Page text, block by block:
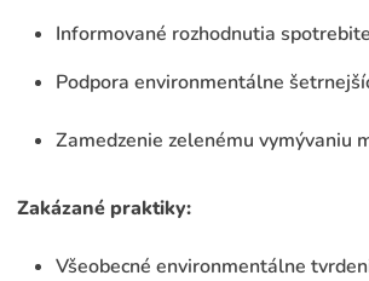
Informované rozhodnutia
Podpora environmentálne
Zamedzenie zelenému vymývaniu
Zakázané praktiky:
Všeobecné environmentálne